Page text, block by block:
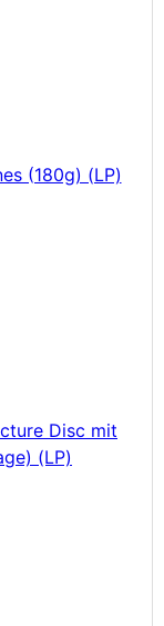
(180g) (LP)
Disc mit
(LP)